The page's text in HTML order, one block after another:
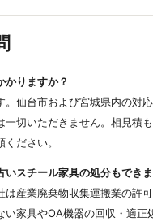
かりますか？
。仙台市および宮城県内の対
一切いただきません。相見積
ださい。
いスチール家具の処分もでき
は産業廃棄物収集運搬業の許
い家具やOA機器の回収・適正